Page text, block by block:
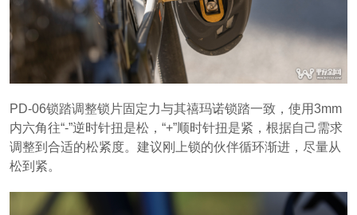
PD-06锁踏调整锁片固定力与其禧玛诺锁踏一致，使用3mm
内六角往“-”逆时针扭是松，“+”顺时针扭是紧，根据自己需求
调整到合适的松紧度。建议刚上锁的伙伴循环渐进，尽量从
松到紧。